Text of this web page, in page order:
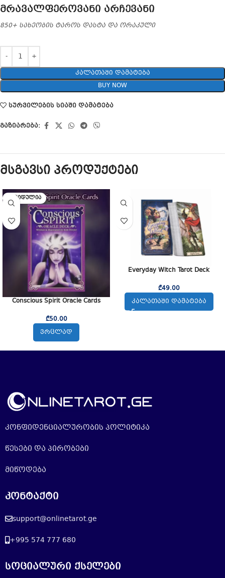
მრავალფეროვანი არჩევანი
850+ სახეობის ტაროს დასტა და ორაკული
ᲙᲐᲚᲐᲗᲐᲨᲘ ᲓᲐᲛᲐᲢᲔᲑᲐ
BUY NOW
სურვილების სიაში დამატება
გაზიარება:
მსგავსი პროდუქტები
ᲒᲐᲧᲘᲓᲣᲚᲘᲐ
Conscious Spirit Oracle Cards
₾50.00
ᲕᲠᲪᲚᲐᲓ
Everyday Witch Tarot Deck
₾49.00
ᲙᲐᲚᲐᲗᲐᲨᲘ ᲓᲐᲛᲐᲢᲔᲑᲐ
კონფიდენციალურობის პოლიტიკა
წესები და პირობები
მიწოდება
კონტაქტი
support@onlinetarot.ge
+995 574 777 680
სოციალური ქსელები